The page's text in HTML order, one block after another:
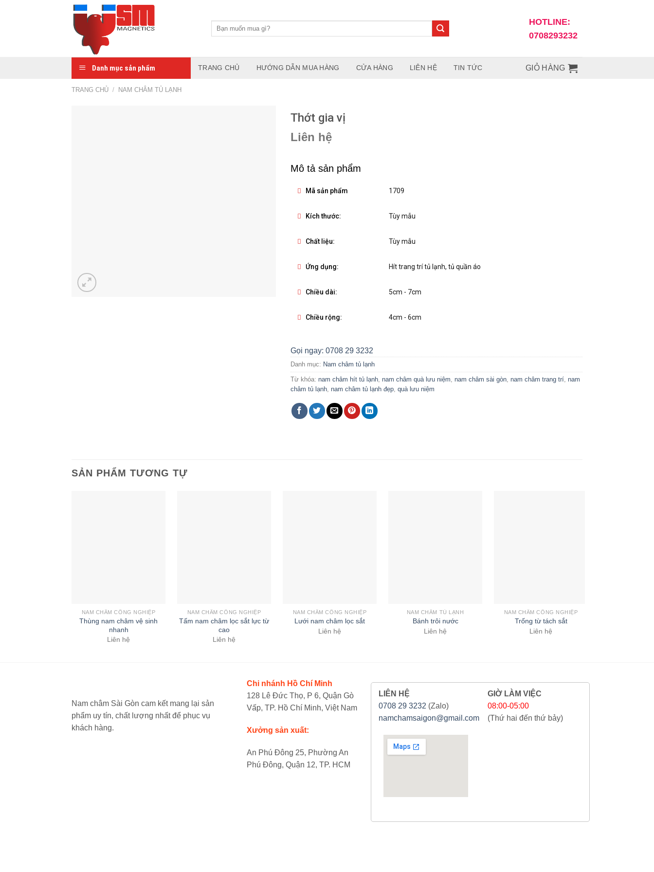
HOTLINE:
0708293232
Danh mục sản phẩm TRANG CHỦ HƯỚNG DẪN MUA HÀNG CỬA HÀNG LIÊN HỆ TIN TỨC GIỎ HÀNG
TRANG CHỦ / NAM CHÂM TỦ LẠNH
Thớt gia vị
Liên hệ
Mô tả sản phẩm
Mã sản phẩm 1709
Kích thước: Tùy mẫu
Chất liệu: Tùy mẫu
Ứng dụng: Hít trang trí tủ lạnh, tủ quần áo
Chiều dài: 5cm - 7cm
Chiều rộng: 4cm - 6cm
Gọi ngay: 0708 29 3232
Danh mục: Nam châm tủ lạnh
Từ khóa: nam châm hít tủ lạnh, nam châm quà lưu niệm, nam châm sài gòn, nam châm trang trí, nam
châm tủ lạnh, nam châm tủ lạnh đẹp, quà lưu niệm
SẢN PHẨM TƯƠNG TỰ
NAM CHÂM CÔNG NGHIỆP
Thùng nam châm vệ sinh
nhanh
Liên hệ
NAM CHÂM CÔNG NGHIỆP
Tấm nam châm lọc sắt lực từ
cao
Liên hệ
NAM CHÂM CÔNG NGHIỆP
Lưới nam châm lọc sắt
Liên hệ
NAM CHÂM TỦ LẠNH
Bánh trôi nước
Liên hệ
NAM CHÂM CÔNG NGHIỆP
Trống từ tách sắt
Liên hệ
Nam châm Sài Gòn cam kết mang lại sản
phẩm uy tín, chất lượng nhất để phục vụ
khách hàng.
Chi nhánh Hồ Chí Minh
128 Lê Đức Thọ, P 6, Quận Gò
Vấp, TP. Hồ Chí Minh, Việt Nam
Xưởng sản xuất:
An Phú Đông 25, Phường An
Phú Đông, Quận 12, TP. HCM
LIÊN HỆ
0708 29 3232 (Zalo)
namchamsaigon@gmail.com
GIỜ LÀM VIỆC
08:00-05:00
(Thứ hai đến thứ bảy)